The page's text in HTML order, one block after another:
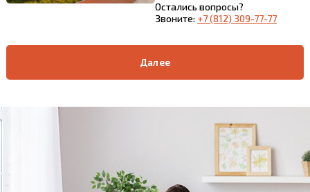
Остались вопросы?
Звоните: +7 (812) 309-77-77